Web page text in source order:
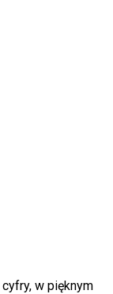
w pięknym